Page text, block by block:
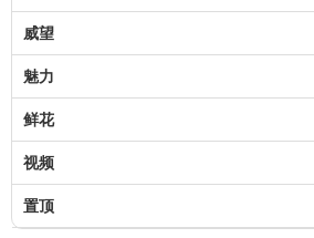
威望
魅力
鲜花
视频
置顶